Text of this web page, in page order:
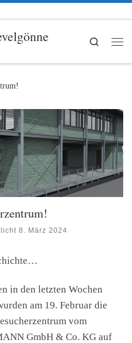
Search
8. März 2024
in den letzten Wochen
am 19. Februar die
vom
GmbH & Co. KG auf